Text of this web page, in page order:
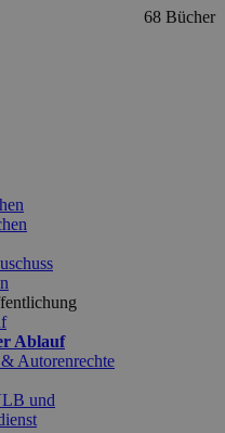
Ablauf
Autorenrechte
und
68 Bücher